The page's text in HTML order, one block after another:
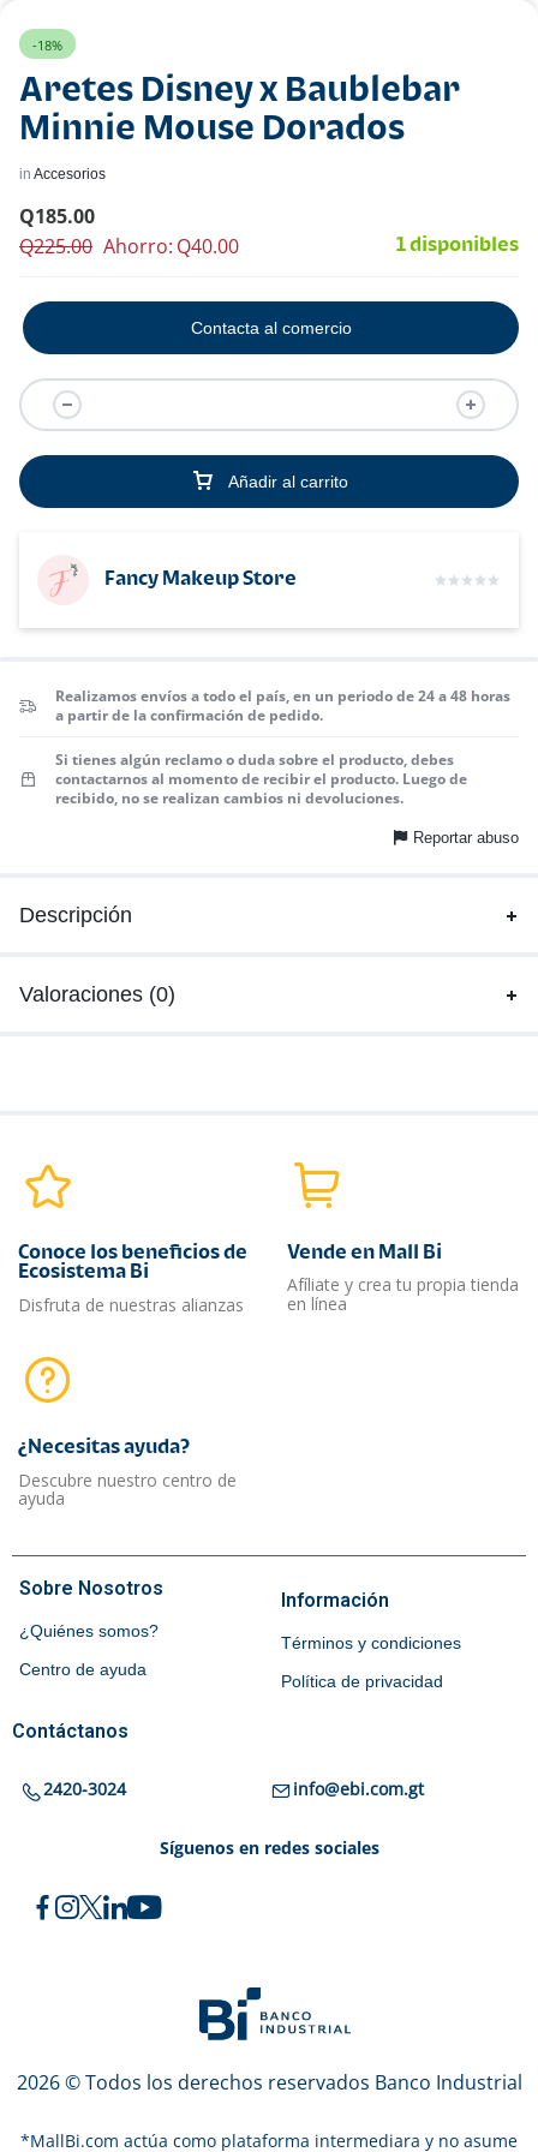
-18%
Aretes Disney x Baublebar
Minnie Mouse Dorados
in Accesorios
Q185.00
Q225.00 Ahorro: Q40.00 1 disponibles
Añadir al carrito
Contacta al comercio
Fancy Makeup Store
Realizamos envíos a todo el país, en un periodo de 24 a 48 horas
a partir de la confirmación de pedido.
Si tienes algún reclamo o duda sobre el producto, debes
contactarnos al momento de recibir el producto. Luego de
recibido, no se realizan cambios ni devoluciones.
Reportar abuso
Descripción
Valoraciones (0)
Conoce los beneficios de
Ecosistema Bi
Disfruta de nuestras alianzas
Vende en Mall Bi
Afíliate y crea tu propia tienda
en línea
¿Necesitas ayuda?​
Descubre nuestro centro de
ayuda
Sobre Nosotros
¿Quiénes somos?
Centro de ayuda
Información
Términos y condiciones
Política de privacidad
Contáctanos
2420-3024 info@ebi.com.gt
Síguenos en redes sociales
2026 © Todos los derechos reservados Banco Industrial
*MallBi.com actúa como plataforma intermediara y no asume